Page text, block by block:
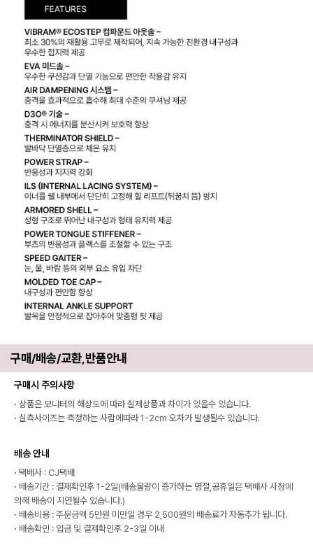
구매/배송/교환,반품안내
구매시 주의사항
· 상품은 모니터의 해상도에 따라 실제상품과 차이가 있을수 있습니다.
· 실측사이즈는 측정하는 사람에따라 1-2cm 오차가 발생될수 있습니다.
배송 안내
· 택배사 : CJ택배
· 배송기간 : 결제확인후 1-2일(배송물량이 증가하는 명절,공휴일은 택배사 사정에
의해 배송이 지연될수 있습니다.)
· 배송비용 : 주문금액 5만원 미만일 경우 2,500원의 배송료가 자동추가 됩니다.
· 배송확인 : 입금 및 결제확인후 2-3일 이내